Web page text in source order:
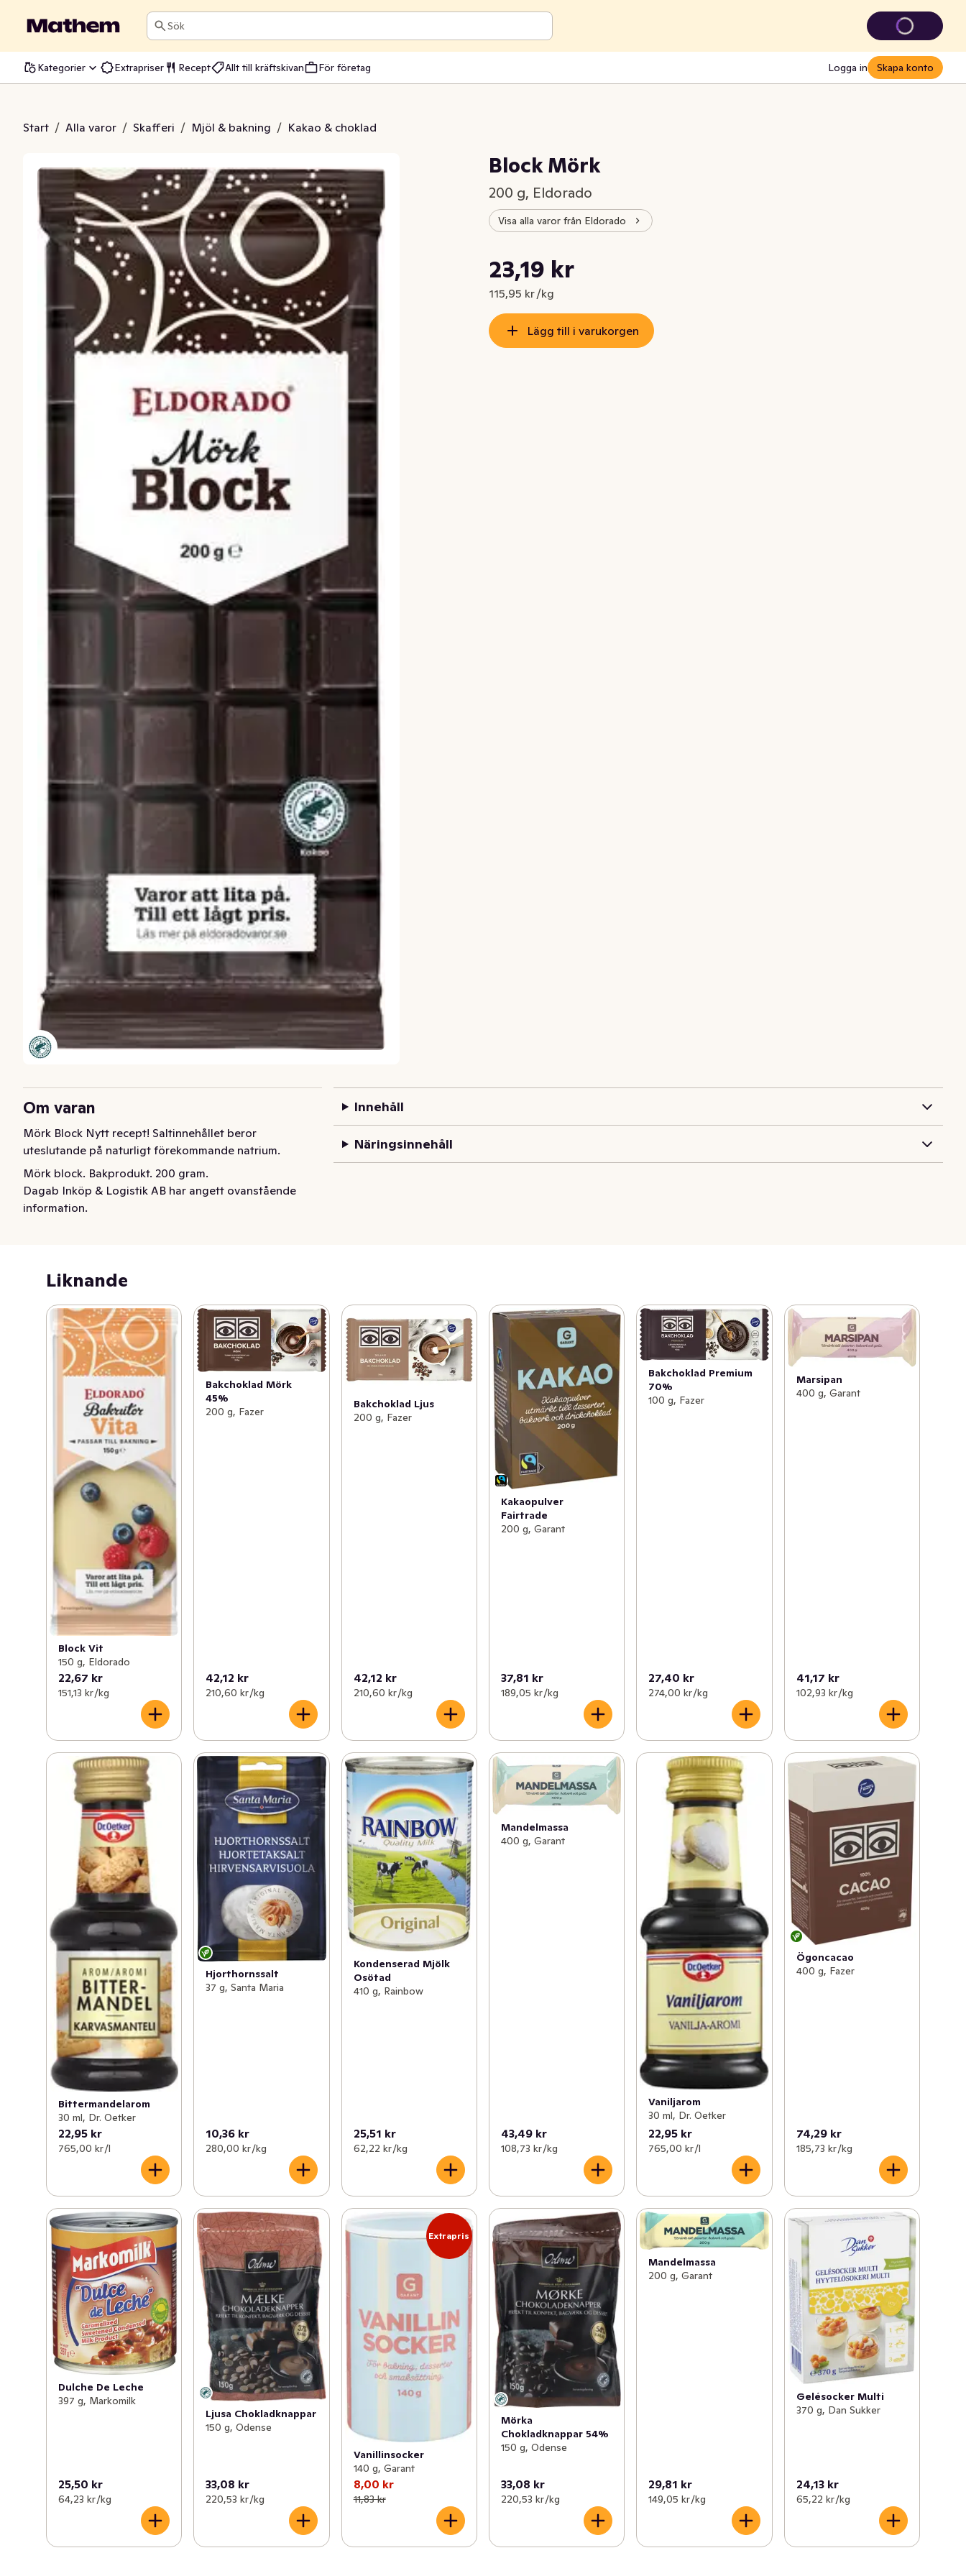
Sök
Kategorier Extrapriser Recept Allt till kräftskivan För företag Logga in Skapa konto
Start / Alla varor / Skafferi / Mjöl & bakning / Kakao & choklad
Mörk
Block Mörk
200 g, Eldorado
Visa alla varor från Eldorado
Nuvarande pris är: 23,19 kr
23,19 kr
115,95 kr /kg
Styckpris: 115,95 kr /kg
Lägg till i varukorgen
Om varan
Mörk Block Nytt recept! Saltinnehållet beror
uteslutande på naturligt förekommande natrium.
Mörk block. Bakprodukt. 200 gram.
Dagab Inköp & Logistik AB har angett ovanstående
information.
Innehåll
Näringsinnehåll
Liknande
Block Vit
150 g, Eldorado
22,67 kr
151,13 kr /kg
Bakchoklad Mörk
45%
200 g, Fazer
42,12 kr
210,60 kr /kg
Bakchoklad Ljus
200 g, Fazer
42,12 kr
210,60 kr /kg
Kakaopulver
Fairtrade
200 g, Garant
37,81 kr
189,05 kr /kg
Bakchoklad Premium
70%
100 g, Fazer
27,40 kr
274,00 kr /kg
Marsipan
400 g, Garant
41,17 kr
102,93 kr /kg
Bittermandelarom
30 ml, Dr. Oetker
22,95 kr
765,00 kr /l
Hjorthornssalt
37 g, Santa Maria
10,36 kr
280,00 kr /kg
Kondenserad Mjölk
Osötad
410 g, Rainbow
25,51 kr
62,22 kr /kg
Mandelmassa
400 g, Garant
43,49 kr
108,73 kr /kg
Vaniljarom
30 ml, Dr. Oetker
22,95 kr
765,00 kr /l
Ögoncacao
400 g, Fazer
74,29 kr
185,73 kr /kg
Dulche De Leche
397 g, Markomilk
25,50 kr
64,23 kr /kg
Ljusa Chokladknappar
150 g, Odense
33,08 kr
220,53 kr /kg
Extrapris
Vanillinsocker
140 g, Garant
8,00 kr
11,83 kr
Mörka
Chokladknappar 54%
150 g, Odense
33,08 kr
220,53 kr /kg
Mandelmassa
200 g, Garant
29,81 kr
149,05 kr /kg
Gelésocker Multi
370 g, Dan Sukker
24,13 kr
65,22 kr /kg